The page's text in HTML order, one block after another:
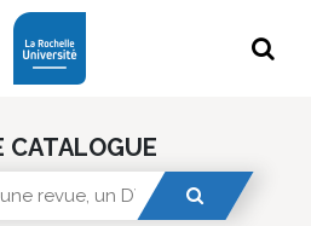
CATALOGUE